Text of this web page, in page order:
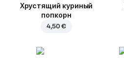
Хрустящий куриный
попкорн
4,50 €